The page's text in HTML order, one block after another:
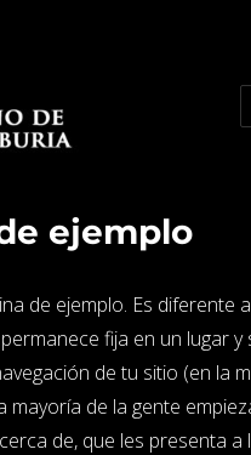
ejemplo
de ejemplo. Es diferente
fija en un lugar y
de tu sitio (en la
mayoría de la gente
de, que les presenta a